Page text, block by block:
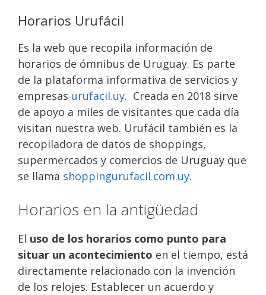
Horarios Urufácil
Es la web que recopila información de
horarios de ómnibus de Uruguay. Es parte
de la plataforma informativa de servicios y
empresas urufacil.uy. Creada en 2018 sirve
de apoyo a miles de visitantes que cada día
visitan nuestra web. Urufácil también es la
recopiladora de datos de shoppings,
supermercados y comercios de Uruguay que
se llama shoppingurufacil.com.uy.
Horarios en la antigüedad
El uso de los horarios como punto para
situar un acontecimiento en el tiempo, está
directamente relacionado con la invención
de los relojes. Establecer un acuerdo y